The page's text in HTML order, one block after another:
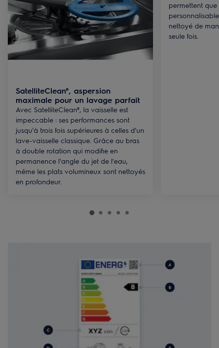
SatelliteClean®, aspersion
maximale pour un lavage parfait
Avec SatelliteClean®, la vaisselle est
impeccable : ses performances sont
jusqu'à trois fois supérieures à celles d'un
lave-vaisselle classique. Grâce au bras
à double rotation qui modifie en
permanence l'angle du jet de l'eau,
même les plats volumineux sont nettoyés
en profondeur.
permettent
nettoyé de
seule fois.